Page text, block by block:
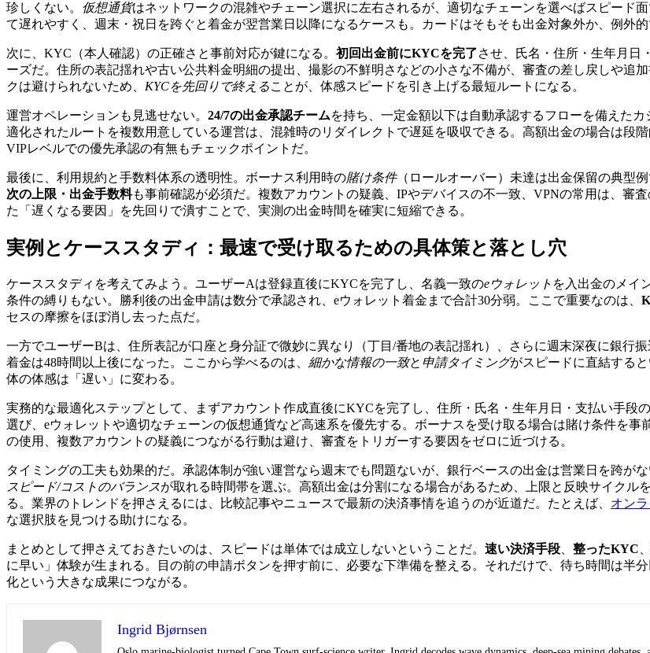
珍しくない。 仮想通貨はネットワークの混雑やチェーン選択に左右されるが、適切なチェーンを選べばスピード
て遅れやすく、週末・祝日を跨ぐと着金が翌営業日以降になるケースも。カードはそもそも出金対象外か、例外的
次に、KYC（本人確認）の正確さと事前対応が鍵になる。 初回出金前にKYCを完了させ、氏名・住所・生年月日
ーズだ。住所の表記揺れや古い公共料金明細の提出、撮影の不鮮明さなどの小さな不備が、審査の差し戻しや追
クは避けられないため、 KYCを先回りで終えることが、体感スピードを引き上げる最短ルートになる。
運営オペレーションも見逃せない。 24/7の出金承認チームを持ち、一定金額以下は自動承認するフローを備えた
適化されたルートを複数用意している運営は、混雑時のリダイレクトで遅延を吸収できる。高額出金の場合は段
VIPレベルでの優先承認の有無もチェックポイントだ。
最後に、利用規約と手数料体系の透明性。ボーナス利用時の賭け条件（ロールオーバー）未達は出金保留の典型
次の上限・出金手数料も事前確認が必須だ。複数アカウントの疑義、IPやデバイスの不一致、VPNの常用は、審
た「遅くなる要因」を先回りで潰すことで、実測の出金時間を確実に短縮できる。
実例とケーススタディ：最速で受け取るための具体策と落とし穴
ケーススタディを考えてみよう。ユーザーAは登録直後にKYCを完了し、名義一致のeウォレット を入出金のメイ
条件の縛りもない。勝利後の出金申請は数分で承認され、eウォレット着金まで合計30分弱。ここで重要なのは、
セスの摩擦をほぼ消し去った点だ。
一方でユーザーBは、住所表記が口座と身分証で微妙に異なり（丁目/番地の表記揺れ）、さらに週末深夜に銀行
着金は48時間以上後になった。ここから学べるのは、 細かな情報の一致と 申請タイミングがスピードに直結する
体の体感は「遅い」に変わる。
実務的な最適化ステップとして、まずアカウント作成直後にKYCを完了し、住所・氏名・生年月日・支払い手段
選び、eウォレットや適切なチェーンの仮想通貨など高速系を優先する。ボーナスを受け取る場合は賭け条件を事
の使用、複数アカウントの疑義につながる行動は避け、審査をトリガーする要因をゼロに近づける。
タイミングの工夫も効果的だ。承認体制が強い運営なら週末でも問題ないが、銀行ベースの出金は営業日を跨が
スピード/コストのバランスが取れる時間帯を選ぶ。高額出金は分割になる場合があるため、上限と反映サイク
る。業界のトレンドを押さえるには、比較記事やニュースで最新の決済事情を追うのが近道だ。たとえば、 オン
な選択肢を見つける助けになる。
まとめとして押さえておきたいのは、スピードは単体では成立しないということだ。 速い決済手段 整ったKYC
に早い」体験が生まれる。目の前の申請ボタンを押す前に、必要な下準備を整える。それだけで、待ち時間は半
化という大きな成果につながる。
Ingrid Bjørnsen